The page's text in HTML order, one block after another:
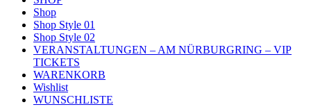
Shop
Shop Style 01
Shop Style 02
VERANSTALTUNGEN – AM NÜRBURGRING – VIP
TICKETS
WARENKORB
Wishlist
WUNSCHLISTE